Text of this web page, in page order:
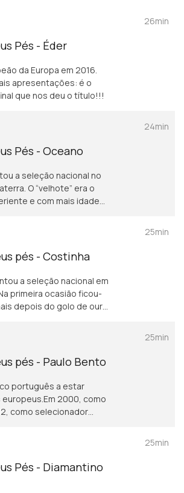
Pés - Éder
da Europa em 2016.
apresentações: é o
que nos deu o título!!!
26min
Pés - Oceano
a seleção nacional no
O “velhote” era o
e com mais idade
24min
pés - Costinha
a seleção nacional em
primeira ocasião ficou-
depois do golo de ouro
25min
pés - Paulo Bento
português a estar
2000, como
como selecionador
25min
Pés - Diamantino
25min